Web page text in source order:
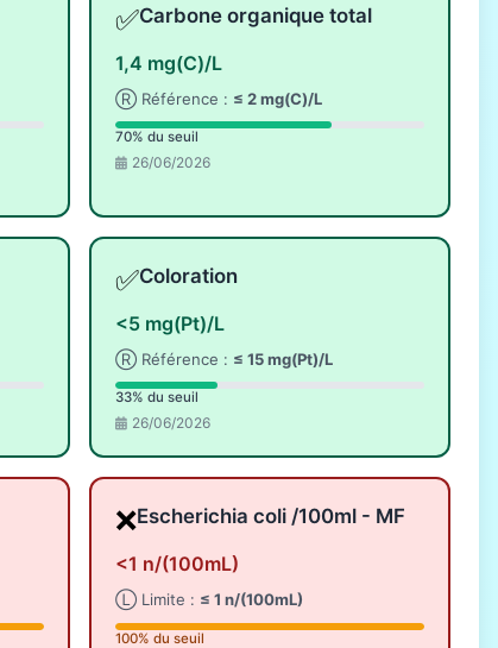
✅Carbone organique total
1,4 mg(C)/L
Ⓡ Référence : ≤ 2 mg(C)/L
70% du seuil
26/06/2026
✅Coloration
<5 mg(Pt)/L
Ⓡ Référence : ≤ 15 mg(Pt)/L
33% du seuil
26/06/2026
❌Escherichia coli /100ml - MF
<1 n/(100mL)
Ⓛ Limite : ≤ 1 n/(100mL)
100% du seuil